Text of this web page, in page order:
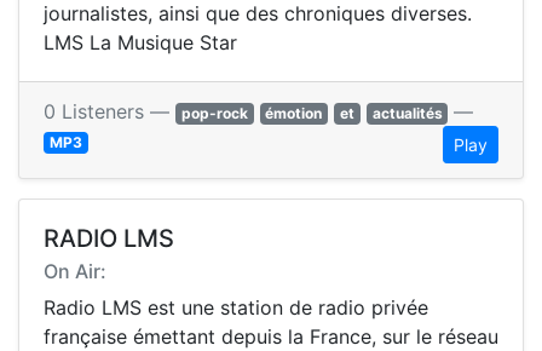
journalistes, ainsi que des chroniques diverses.
LMS La Musique Star
0 Listeners — pop-rock émotion et actualités —
MP3 Play
RADIO LMS
On Air:
Radio LMS est une station de radio privée
française émettant depuis la France, sur le réseau